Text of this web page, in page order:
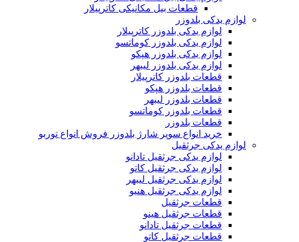
قطعات بیل مکانیکی کاترپیلار
لوازم یدکی بلدوزر
لوازم یدکی بلدوزر کاترپیلار
لوازم یدکی بلدوزر کوماتسو
لوازم یدکی بلدوزر هپکو
لوازم یدکی بلدوزر لیبهر
قطعات بلدوزر کاترپیلار
قطعات بلدوزر هپکو
قطعات بلدوزر لیبهر
قطعات بلدوزر کوماتسو
قطعات بلدوزر
خرید انواع سوپر شارژ بلدوزر فروش انواع توربو
لوازم یدکی جرثقیل
لوازم یدکی جرثقیل تادانو
لوازم یدکی جرثقیل کاتو
لوازم یدکی جرثقیل لیبهر
لوازم یدکی جرثقیل هنیو
قطعات جرثقیل
قطعات جرثقیل هینو
قطعات جرثقیل تادانو
قطعات جرثقیل کاتو